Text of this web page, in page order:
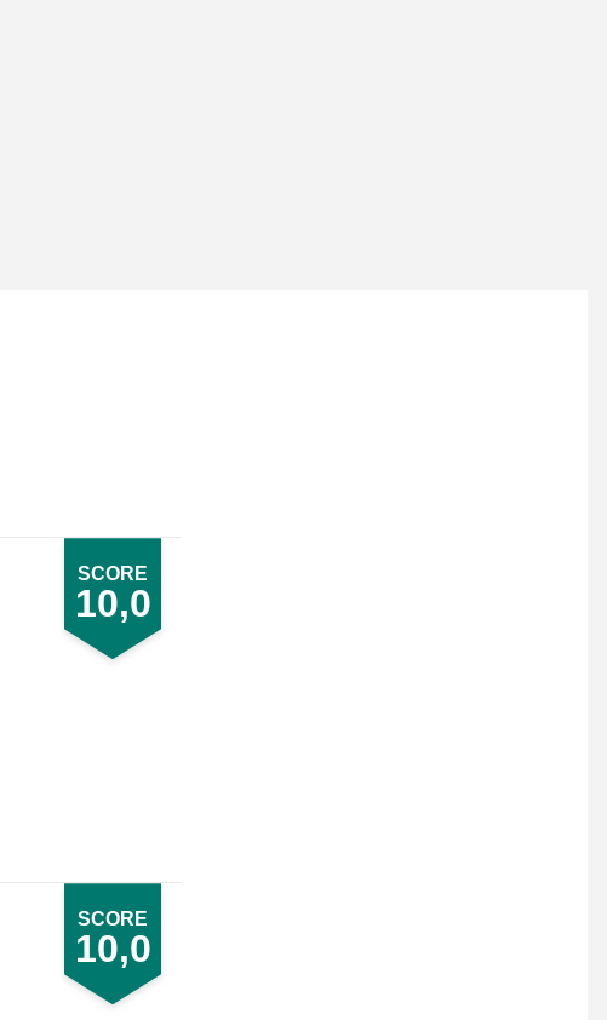
SCORE
10,0
SCORE
10,0